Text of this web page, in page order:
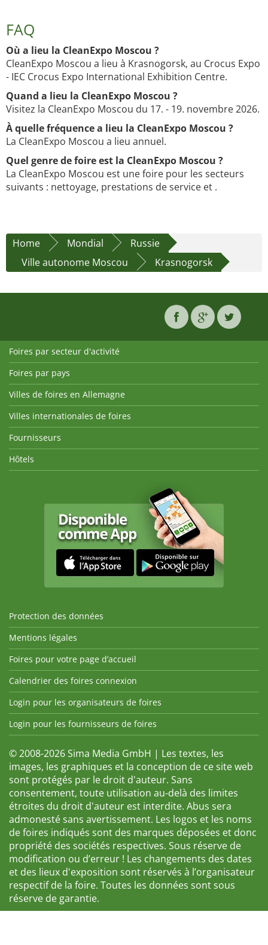
FAQ
Où a lieu la CleanExpo Moscou ?
CleanExpo Moscou a lieu à Krasnogorsk, au Crocus Expo
- IEC Crocus Expo International Exhibition Centre.
Quand a lieu la CleanExpo Moscou ?
Visitez la CleanExpo Moscou du 17. - 19. novembre 2026.
À quelle fréquence a lieu la CleanExpo Moscou ?
La CleanExpo Moscou a lieu annuel.
Quel genre de foire est la CleanExpo Moscou ?
La CleanExpo Moscou est une foire pour les secteurs
suivants : nettoyage, prestations de service et .
Home Mondial
Russie
Ville autonome Moscou
Krasnogorsk
Foires par secteur d'activité
Foires par pays
Villes de foires en Allemagne
Villes internationales de foires
Fournisseurs
Hôtels
Protection des données
Mentions légales
Foires pour votre page d’accueil
Calendrier des foires connexion
Login pour les organisateurs de foires
Login pour les fournisseurs de foires
© 2008-2026 Sima Media GmbH | Les textes, les
images, les graphiques et la conception de ce site web
sont protégés par le droit d'auteur. Sans
consentement, toute utilisation au-delà des limites
étroites du droit d'auteur est interdite. Abus sera
admonesté sans avertissement. Les logos et les noms
de foires indiqués sont des marques déposées et donc
propriété des sociétés respectives. Sous réserve de
modification ou d’erreur ! Les changements des dates
et des lieux d'exposition sont réservés à l’organisateur
respectif de la foire. Toutes les données sont sous
réserve de garantie.